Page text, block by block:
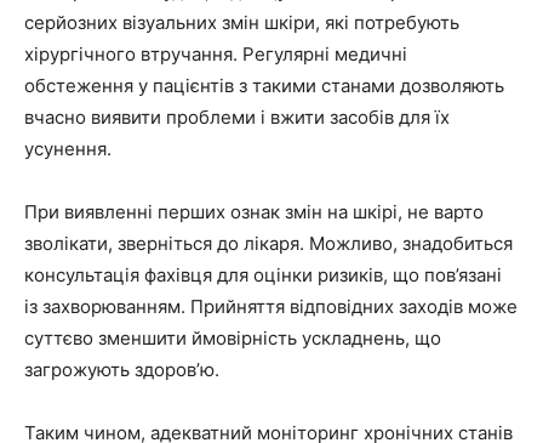
серйозних візуальних змін шкіри, які потребують
хірургічного втручання. Регулярні медичні
обстеження у пацієнтів з такими станами дозволяють
вчасно виявити проблеми і вжити засобів для їх
усунення.
При виявленні перших ознак змін на шкірі, не варто
зволікати, зверніться до лікаря. Можливо, знадобиться
консультація фахівця для оцінки ризиків, що пов’язані
із захворюванням. Прийняття відповідних заходів може
суттєво зменшити ймовірність ускладнень, що
загрожують здоров’ю.
Таким чином, адекватний моніторинг хронічних станів